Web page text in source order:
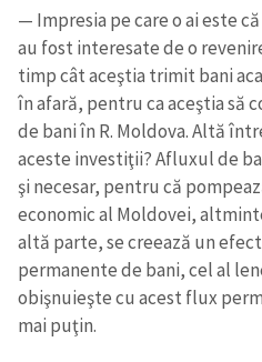
— Impresia pe care o ai este
au fost interesate de o
timp cât aceştia trimit bani
în afară, pentru ca aceştia să
de bani în R. Moldova. Altă
aceste investiţii? Afluxul de
şi necesar, pentru că
economic al Moldovei,
altă parte, se creează un
permanente de bani, cel al
obişnuieşte cu acest flux
mai puţin.